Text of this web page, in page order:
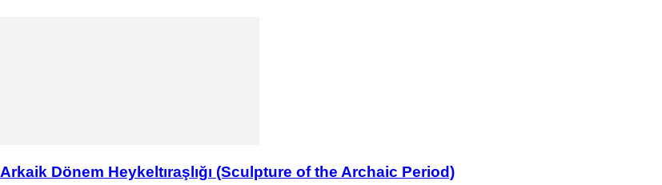
Arkaik Dönem Heykeltıraşlığı (Sculpture of the Archaic Period)